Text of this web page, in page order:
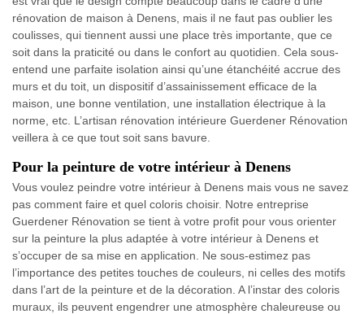
rénovation de maison à Denens, mais il ne faut pas oublier les
coulisses, qui tiennent aussi une place très importante, que ce
soit dans la praticité ou dans le confort au quotidien. Cela sous-
entend une parfaite isolation ainsi qu’une étanchéité accrue des
murs et du toit, un dispositif d’assainissement efficace de la
maison, une bonne ventilation, une installation électrique à la
norme, etc. L’artisan rénovation intérieure Guerdener Rénovation
veillera à ce que tout soit sans bavure.
Pour la peinture de votre intérieur à Denens
Vous voulez peindre votre intérieur à Denens mais vous ne savez
pas comment faire et quel coloris choisir. Notre entreprise
Guerdener Rénovation se tient à votre profit pour vous orienter
sur la peinture la plus adaptée à votre intérieur à Denens et
s’occuper de sa mise en application. Ne sous-estimez pas
l’importance des petites touches de couleurs, ni celles des motifs
dans l’art de la peinture et de la décoration. A l’instar des coloris
muraux, ils peuvent engendrer une atmosphère chaleureuse ou